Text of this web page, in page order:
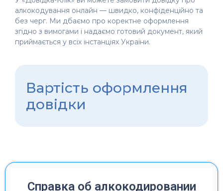
алкокодування онлайн — швидко, конфіденційно та
без черг. Ми дбаємо про коректне оформлення
згідно з вимогами і надаємо готовий документ, який
приймається у всіх інстанціях України.
Вартість оформлення
довідки
Справка об алкокодировании